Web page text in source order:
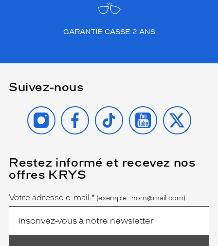
GARANTIE CASSE 2 ANS
Suivez-nous
INSTAGRAMFACEBOOK
TIKTOK YOUTUBE
X
Restez informé et recevez nos
offres KRYS
Name
Votre adresse e-mail *
(Ce
champ
est
obligatoire)
(exemple : nom@mail.com)